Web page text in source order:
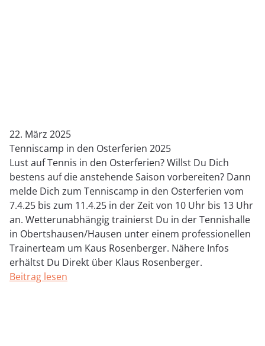
22. März 2025
Tenniscamp in den Osterferien 2025
Lust auf Tennis in den Osterferien? Willst Du Dich
bestens auf die anstehende Saison vorbereiten? Dann
melde Dich zum Tenniscamp in den Osterferien vom
7.4.25 bis zum 11.4.25 in der Zeit von 10 Uhr bis 13 Uhr
an. Wetterunabhängig trainierst Du in der Tennishalle
in Obertshausen/Hausen unter einem professionellen
Trainerteam um Kaus Rosenberger. Nähere Infos
erhältst Du Direkt über Klaus Rosenberger.
Beitrag lesen